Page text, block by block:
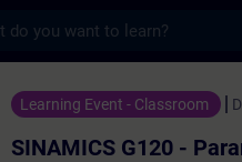
-
Learning Event - Classroom
SINAMICS G120 -